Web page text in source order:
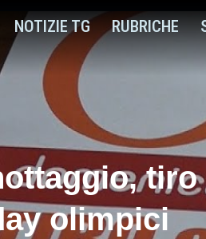
NOTIZIE TG RUBRICHE
olimpici